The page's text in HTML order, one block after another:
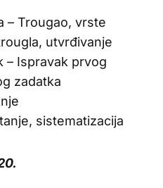
– Trougao, vrste
utvrđivanje
– Ispravak prvog
zadatka
sistematizacija